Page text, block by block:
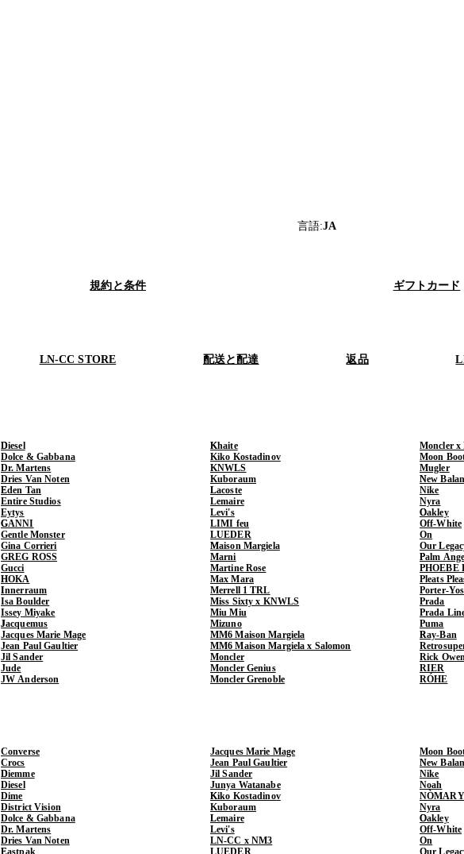
言語:JA
規約と条件 ギフトカード
LN-CC STORE 配送と配達 返品
Diesel
Dolce & Gabbana
Dr. Martens
Dries Van Noten
Eden Tan
Entire Studios
Eytys
GANNI
Gentle Monster
Gina Corrieri
GREG ROSS
Gucci
HOKA
Innerraum
Isa Boulder
Issey Miyake
Jacquemus
Jacques Marie Mage
Jean Paul Gaultier
Jil Sander
Jude
JW Anderson
Khaite
Kiko Kostadinov
KNWLS
Kuboraum
Lacoste
Lemaire
Levi's
LIMI feu
LUEDER
Maison Margiela
Marni
Martine Rose
Max Mara
Merrell 1 TRL
Miss Sixty x KNWLS
Miu Miu
Mizuno
MM6 Maison Margiela
MM6 Maison Margiela x Salomon
Moncler
Moncler Genius
Moncler Grenoble
Moncler x
Moon
Mugler
New
Nike
Nyra
Oakley
Off-White
On
Our
Palm
PHOEBE
Pleats
Porter-
Prada
Prada
Puma
Ray-Ban
Rick
RIER
RÓHE
Converse
Crocs
Diemme
Diesel
Dime
District Vision
Dolce & Gabbana
Dr. Martens
Dries Van Noten
Eastpak
Jacques Marie Mage
Jean Paul Gaultier
Jil Sander
Junya Watanabe
Kiko Kostadinov
Kuboraum
Lemaire
Levi's
LN-CC x NM3
LUEDER
Moon
New
Nike
Noah
Nyra
Oakley
Off-White
On
Our